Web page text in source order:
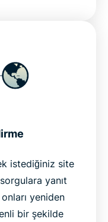
istediğiniz site
yanıt
yeniden
bir şekilde